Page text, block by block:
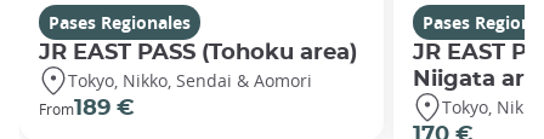
Pases Regionales
JR EAST PASS (Tohoku area)
Tokyo, Nikko, Sendai & Aomori
From189 €
Pases
JR EAST
Niigata
Tokyo,
170 €